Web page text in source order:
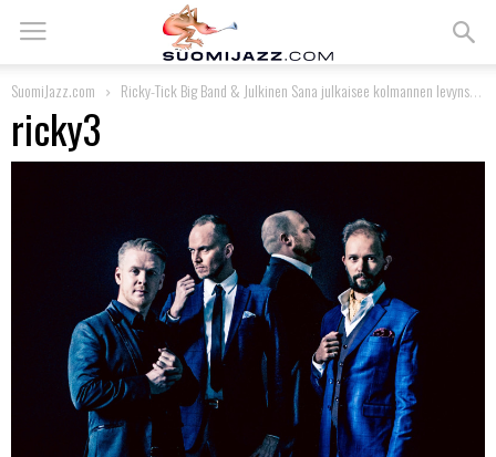
SuomiJazz.com Ricky-Tick Big Band & Julkinen Sana julkaisee kolmannen levynsä
ricky3